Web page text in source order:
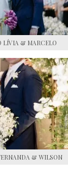
LÍVIA & MARCELO
& WILSON